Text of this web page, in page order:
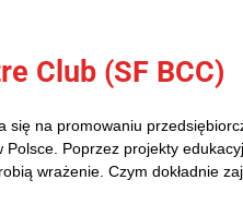
Club (SF BCC)
na promowaniu
Polsce. Poprzez projekty
wrażenie. Czym dokładnie